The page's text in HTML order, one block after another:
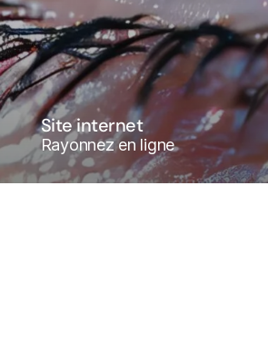
Site internet
Rayonnez en ligne